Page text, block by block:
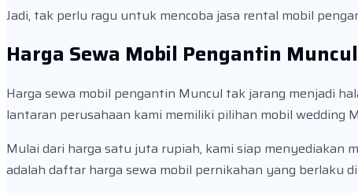
Jadi, tak perlu ragu untuk mencoba jasa rental mobil
Harga Sewa Mobil Pengantin Muncul
Harga sewa mobil pengantin Muncul tak jarang menjadi
lantaran perusahaan kami memiliki pilihan mobil wedding
Mulai dari harga satu juta rupiah, kami siap menyediakan
adalah daftar harga sewa mobil pernikahan yang berlaku